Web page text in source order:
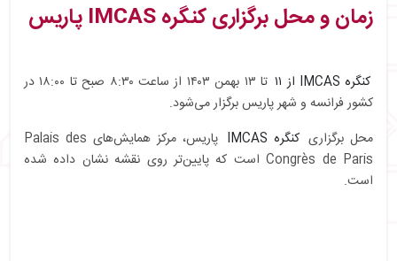
زمان و محل برگزاری کنگره IMCAS پاریس
کنگره IMCAS از ۱۱
تا ۱۳ بهمن ۱۴۰۳ از ساعت ۸:۳۰ صبح تا ۱۸:۰۰ در
کشور فرانسه و شهر پاریس برگزار می‌شود.
محل برگزاری کنگره IMCAS
پاریس، مرکز همایش‌های Palais des
Congrès de Paris است که پایین‌تر روی نقشه نشان داده شده
است.